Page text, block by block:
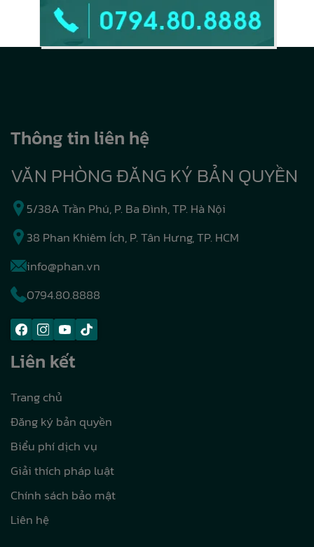
Thông tin liên hệ
VĂN PHÒNG ĐĂNG KÝ BẢN QUYỀN
5/38A Trần Phú, P. Ba Đình, TP. Hà Nội
38 Phan Khiêm Ích, P. Tân Hưng, TP. HCM
info@phan.vn
0794.80.8888
Liên kết
Trang chủ
Đăng ký bản quyền
Biểu phí dịch vụ
Giải thích pháp luật
Chính sách bảo mật
Liên hệ